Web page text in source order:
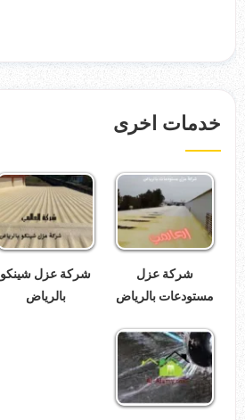
خدمات اخرى
شركة عزل
مستودعات بالرياض
شركة عزل شينكو
بالرياض